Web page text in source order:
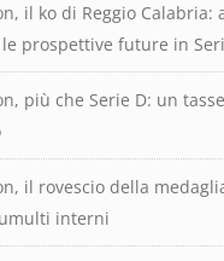
il ko di Reggio Calabria:
prospettive future in
più che Serie D: un
il rovescio della
interni